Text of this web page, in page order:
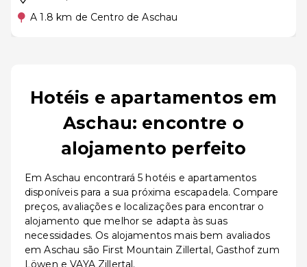
A 1.8 km de Centro de Aschau
Hotéis e apartamentos em
Aschau: encontre o
alojamento perfeito
Em Aschau encontrará 5 hotéis e apartamentos
disponíveis para a sua próxima escapadela. Compare
preços, avaliações e localizações para encontrar o
alojamento que melhor se adapta às suas
necessidades. Os alojamentos mais bem avaliados
em Aschau são First Mountain Zillertal, Gasthof zum
Löwen e VAYA Zillertal.